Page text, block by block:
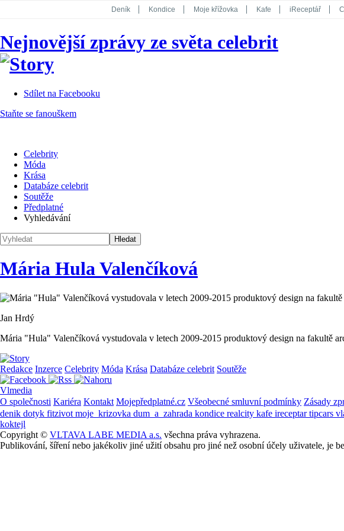
Deník Kondice Moje křížovka Kafe iReceptář
Koktejl
Nejnovější zprávy ze světa celebrit
Sdílet na Facebooku
Staňte se fanouškem
Celebrity
Móda
Krása
Databáze celebrit
Soutěže
Předplatné
Vyhledávání
Mária Hula Valenčíková
Jan Hrdý
Mária "Hula" Valenčíková vystudovala v letech 2009-2015 produktový design na fakultě
Redakce Inzerce Celebrity Móda Krása Databáze celebrit Soutěže
Vlmedia
O společnosti Kariéra Kontakt Mojepředplatné.cz Všeobecné smluvní podmínky Zásady
denik dotyk fitzivot moje_krizovka dum_a_zahrada kondice realcity kafe ireceptartipcars
koktejl
Copyright © VLTAVA LABE MEDIA a.s. všechna práva vyhrazena.
Publikování, šíření nebo jakékoliv jiné užití obsahu pro jiné než osobní účely uživatele, je